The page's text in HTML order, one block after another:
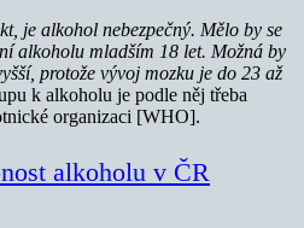
je alkohol nebezpečný. Mělo by se
alkoholu mladším 18 let. Možná by
protože vývoj mozku je do 23 až
k alkoholu je podle něj třeba
organizaci [WHO].
alkoholu v ČR